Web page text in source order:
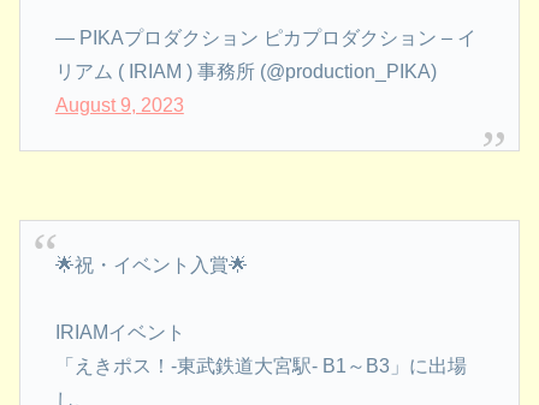
— PIKAプロダクション ピカプロダクション – イ
リアム ( IRIAM ) 事務所 (@production_PIKA)
August 9, 2023
🌟祝・イベント入賞🌟
IRIAMイベント
「えきポス！-東武鉄道大宮駅- B1～B3」に出場
し、